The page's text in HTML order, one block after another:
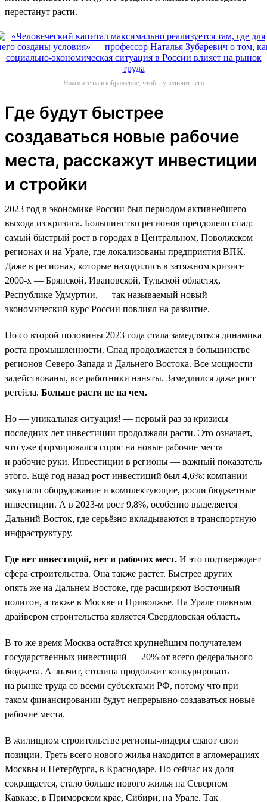
перестанут расти.
Нажмите на изображение, чтобы увеличить его
Где будут быстрее
создаваться новые рабочие
места, расскажут инвестиции
и стройки
2023 год в экономике России был периодом активнейшего
выхода из кризиса. Большинство регионов преодолело спад:
самый быстрый рост в городах в Центральном, Поволжском
регионах и на Урале, где локализованы предприятия ВПК.
Даже в регионах, которые находились в затяжном кризисе
2000-х — Брянской, Ивановской, Тульской областях,
Республике Удмуртии, — так называемый новый
экономический курс России повлиял на развитие.
Но со второй половины 2023 года стала замедляться динамика
роста промышленности. Спад продолжается в большинстве
регионов Северо-Запада и Дальнего Востока. Все мощности
задействованы, все работники наняты. Замедлился даже рост
ретейла. Больше расти не на чем.
Но — уникальная ситуация! — первый раз за кризисы
последних лет инвестиции продолжали расти. Это означает,
что уже формировался спрос на новые рабочие места
и рабочие руки. Инвестиции в регионы — важный показатель
этого. Ещё год назад рост инвестиций был 4,6%: компании
закупали оборудование и комплектующие, росли бюджетные
инвестиции. А в 2023-м рост 9,8%, особенно выделяется
Дальний Восток, где серьёзно вкладываются в транспортную
инфраструктуру.
Где нет инвестиций, нет и рабочих мест. И это подтверждает
сфера строительства. Она также растёт. Быстрее других
опять же на Дальнем Востоке, где расширяют Восточный
полигон, а также в Москве и Приволжье. На Урале главным
драйвером строительства является Свердловская область.
В то же время Москва остаётся крупнейшим получателем
государственных инвестиций — 20% от всего федерального
бюджета. А значит, столица продолжит конкурировать
на рынке труда со всеми субъектами РФ, потому что при
таком финансировании будут непрерывно создаваться новые
рабочие места.
В жилищном строительстве регионы-лидеры сдают свои
позиции. Треть всего нового жилья находится в агломерациях
Москвы и Петербурга, в Краснодаре. Но сейчас их доля
сокращается, стало больше нового жилья на Северном
Кавказе, в Приморском крае, Сибири, на Урале. Так